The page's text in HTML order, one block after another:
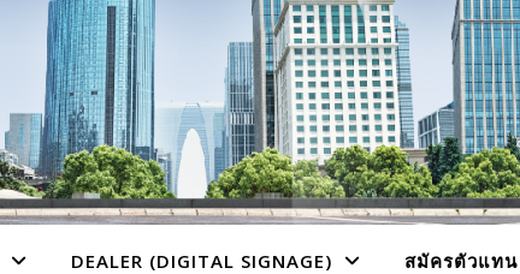
DEALER (DIGITAL SIGNAGE) สมัครตัวแทน